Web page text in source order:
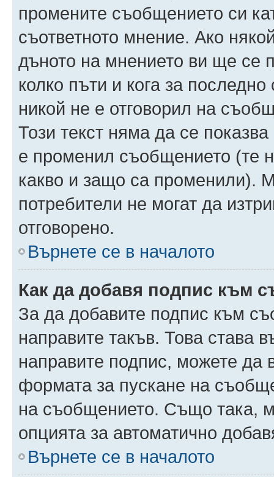
промените съобщението си
съответното мнение. Ако
дъното на мнението ви ще се
колко пъти и кога за
никой не е отговорил на
Този текст няма да се
е променил съобщението (те
какво и защо са променили).
потребители не могат да
отговорено.
Върнете се в началото
Как да добавя подпис към
За да добавите подпис към
направите такъв. Това
направите подпис, можете да
формата за пускане на
на съобщението. Също така,
опцията за автоматично
Върнете се в началото